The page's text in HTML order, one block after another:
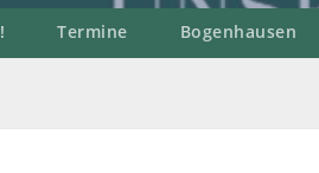
Termine Bogenhausen